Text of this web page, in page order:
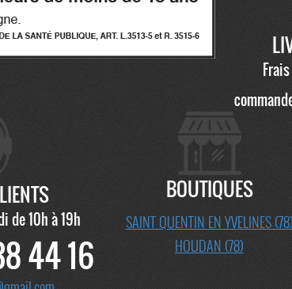
de 10h à 19h
44 16
BOUTIQUES
SAINT QUENTIN EN YVELINES (78)
HOUDAN (78)